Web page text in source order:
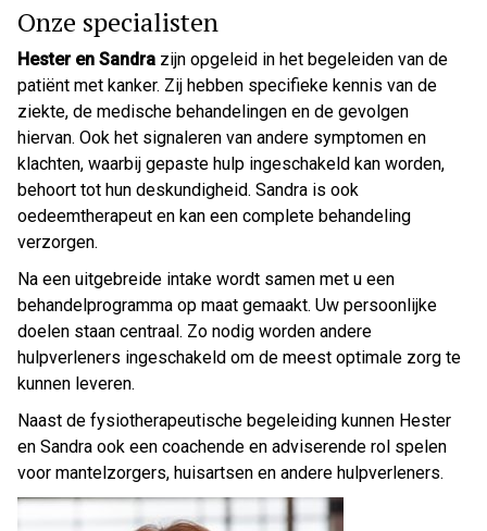
Onze specialisten
Hester en Sandra zijn opgeleid in het begeleiden van de
patiënt met kanker. Zij hebben specifieke kennis van de
ziekte, de medische behandelingen en de gevolgen
hiervan. Ook het signaleren van andere symptomen en
klachten, waarbij gepaste hulp ingeschakeld kan worden,
behoort tot hun deskundigheid. Sandra is ook
oedeemtherapeut en kan een complete behandeling
verzorgen.
Na een uitgebreide intake wordt samen met u een
behandelprogramma op maat gemaakt. Uw persoonlijke
doelen staan centraal. Zo nodig worden andere
hulpverleners ingeschakeld om de meest optimale zorg te
kunnen leveren.
Naast de fysiotherapeutische begeleiding kunnen Hester
en Sandra ook een coachende en adviserende rol spelen
voor mantelzorgers, huisartsen en andere hulpverleners.